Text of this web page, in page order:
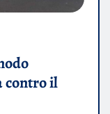
contro il